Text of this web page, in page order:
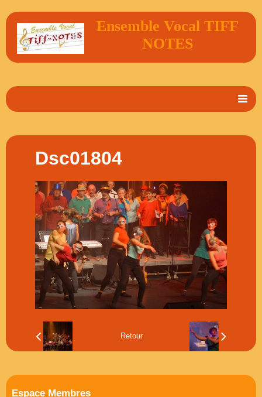
Ensemble Vocal TIFF
NOTES
Vidéos
Livre d'or
Contact
Agenda
Musique Journée de la Femme
Part &Text Journée de la Femme
Dsc01804
Retour
Espace Membres